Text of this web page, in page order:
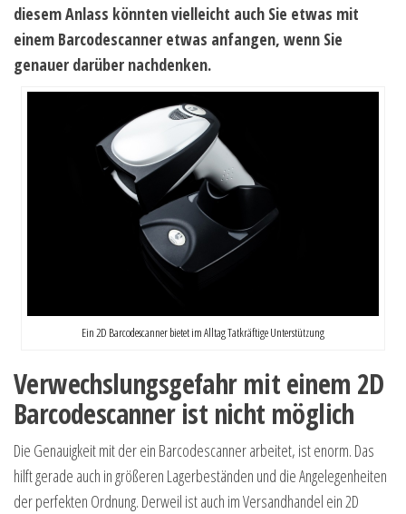
diesem Anlass könnten vielleicht auch Sie etwas mit
einem Barcodescanner etwas anfangen, wenn Sie
genauer darüber nachdenken.
Ein 2D Barcodescanner bietet im Alltag Tatkräftige Unterstützung
Verwechslungsgefahr mit einem 2D
Barcodescanner ist nicht möglich
Die Genauigkeit mit der ein Barcodescanner arbeitet, ist enorm. Das
hilft gerade auch in größeren Lagerbeständen und die Angelegenheiten
der perfekten Ordnung. Derweil ist auch im Versandhandel ein 2D